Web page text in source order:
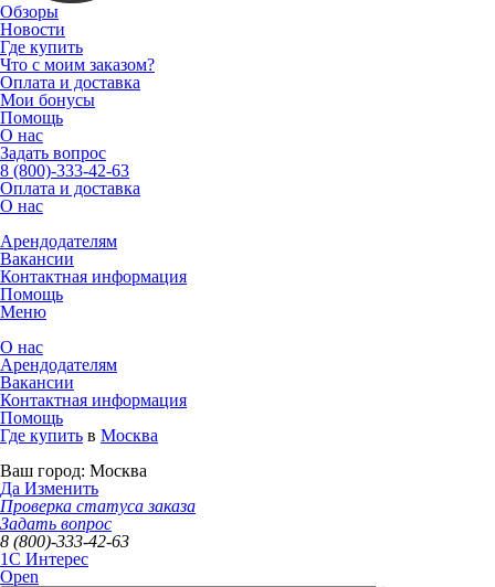
Обзоры
Новости
Где купить
Что с моим заказом?
Оплата и доставка
Мои бонусы
Помощь
О нас
Задать вопрос
8 (800)-333-42-63
Оплата и доставка
О нас
Арендодателям
Вакансии
Контактная информация
Помощь
Меню
О нас
Арендодателям
Вакансии
Контактная информация
Помощь
Где купить в Москва
Ваш город: Москва
Да Изменить
Проверка статуса заказа
Задать вопрос
8 (800)-333-42-63
1C Интерес
Open